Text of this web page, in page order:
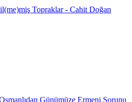
Topraklar - Cahit Doğan